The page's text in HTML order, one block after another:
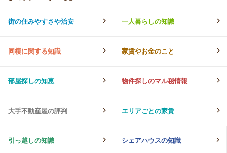
街の住みやすさや治安 一人暮らしの知識
同棲に関する知識 家賃やお金のこと
部屋探しの知恵 物件探しのマル秘情報
大手不動産屋の評判 エリアごとの家賃
引っ越しの知識 シェアハウスの知識